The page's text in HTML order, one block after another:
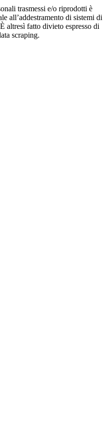
trasmessi e/o riprodotti è
all’addestramento di sistemi di
altresì fatto divieto espresso di
scraping.